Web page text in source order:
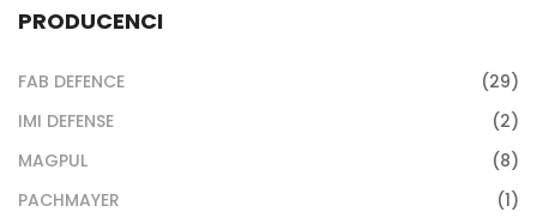
PRODUCENCI
FAB DEFENCE
(29)
IMI DEFENSE
(2)
MAGPUL
(8)
PACHMAYER
(1)